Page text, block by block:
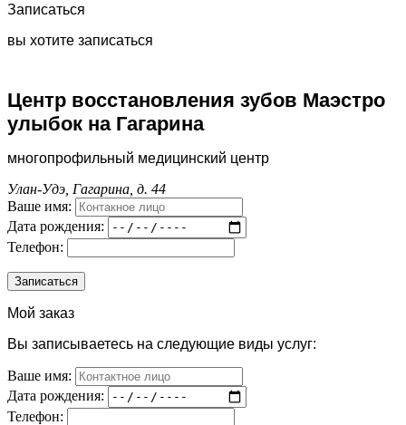
Записаться
вы хотите записаться
Центр восстановления зубов Маэстро
улыбок на Гагарина
многопрофильный медицинский центр
Улан-Удэ, Гагарина, д. 44
Ваше имя:
Дата рождения:
Телефон:
Мой заказ
Вы записываетесь на следующие виды услуг:
Ваше имя:
Дата рождения:
Телефон: